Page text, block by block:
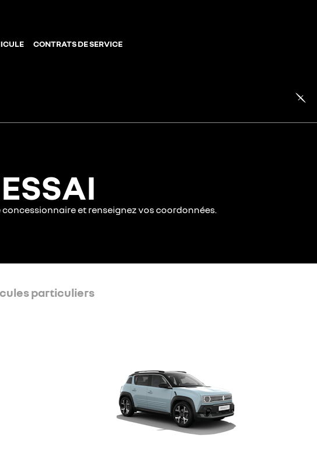
CONTRATS DE SERVICE
et renseignez vos coordonnées.
particuliers